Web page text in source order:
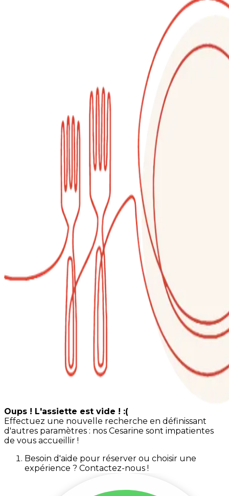
Oups ! L'assiette est vide ! :(
Effectuez une nouvelle recherche en définissant
d'autres paramètres : nos Cesarine sont impatientes
de vous accueillir !
Besoin d'aide pour réserver ou choisir une
expérience ? Contactez-nous !